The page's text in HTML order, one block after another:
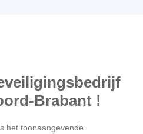
Brabant !
het toonaangevende